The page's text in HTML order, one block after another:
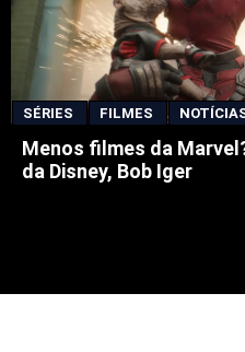
SÉRIES FILMES
Menos filmes da
da Disney, Bob Iger